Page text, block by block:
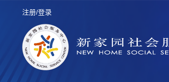
注册/登录